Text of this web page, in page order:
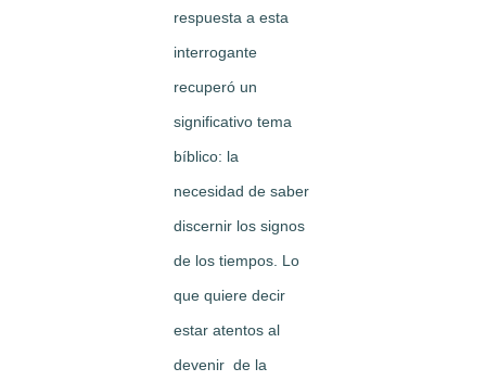
respuesta a esta
interrogante
recuperó un
significativo tema
bíblico: la
necesidad de saber
discernir los signos
de los tiempos. Lo
que quiere decir
estar atentos al
devenir de la